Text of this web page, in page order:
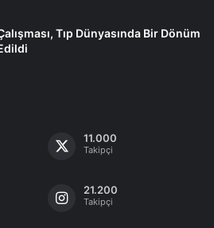
Tıp Dünyasında Bir Dönüm
11.000
Takipçi
21.200
Takipçi